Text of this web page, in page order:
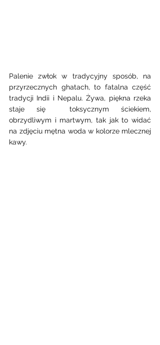
Palenie zwłok w tradycyjny sposób, na
przyrzecznych ghatach, to fatalna część
tradycji Indii i Nepalu. Żywa, piękna rzeka
staje się  toksycznym ściekiem,
obrzydliwym i martwym, tak jak to widać
na zdjęciu mętna woda w kolorze mlecznej
kawy.